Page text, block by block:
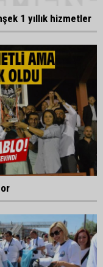
1 yıllık hizmetler